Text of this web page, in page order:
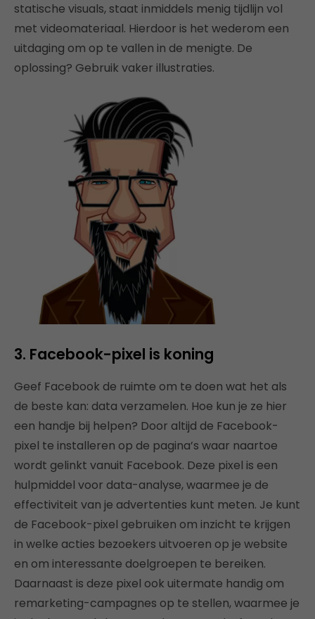
statische visuals, staat inmiddels menig tijdlijn vol
met videomateriaal. Hierdoor is het wederom een
uitdaging om op te vallen in de menigte. De
oplossing? Gebruik vaker illustraties.
3. Facebook-pixel is koning
Geef Facebook de ruimte om te doen wat het als
de beste kan: data verzamelen. Hoe kun je ze hier
een handje bij helpen? Door altijd de Facebook-
pixel te installeren op de pagina’s waar naartoe
wordt gelinkt vanuit Facebook. Deze pixel is een
hulpmiddel voor data-analyse, waarmee je de
effectiviteit van je advertenties kunt meten. Je kunt
de Facebook-pixel gebruiken om inzicht te krijgen
in welke acties bezoekers uitvoeren op je website
en om interessante doelgroepen te bereiken.
Daarnaast is deze pixel ook uitermate handig om
remarketing-campagnes op te stellen, waarmee je